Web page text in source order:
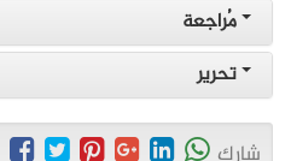
مُراجعة
تحرير